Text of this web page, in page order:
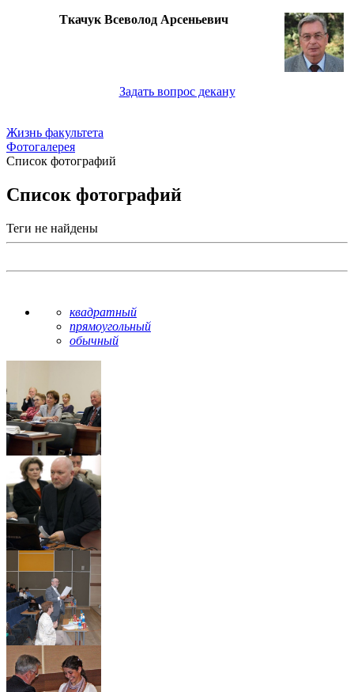
Ткачук Всеволод Арсеньевич
Задать вопрос декану
Жизнь факультета
Фотогалерея
Список фотографий
Список фотографий
Теги не найдены
квадратный
прямоугольный
обычный